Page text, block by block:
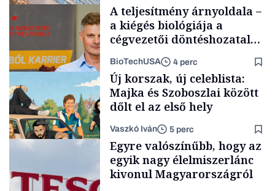
Társadalom
Content Lab HUB
A teljesítmény árnyoldala –
a kiégés biológiája a
cégvezetői döntéshozatal
BioTechUSA 4 perc
Új korszak, új celeblista:
Majka és Szoboszlai között
dőlt el az első hely
Vaszkó Iván 5 perc
Egyre valószínűbb, hogy az
egyik nagy élelmiszerlánc
kivonul Magyarországról